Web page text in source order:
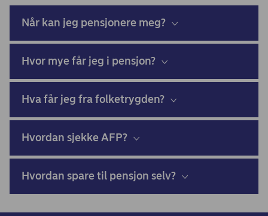
Når kan jeg pensjonere meg?
Hvor mye får jeg i pensjon?
Hva får jeg fra folketrygden?
Hvordan sjekke AFP?
Hvordan spare til pensjon selv?